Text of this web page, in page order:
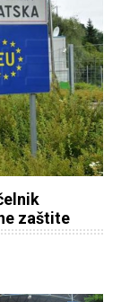
zaštite